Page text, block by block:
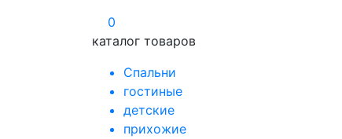
0
каталог товаров
Спальни
гостиные
детские
прихожие